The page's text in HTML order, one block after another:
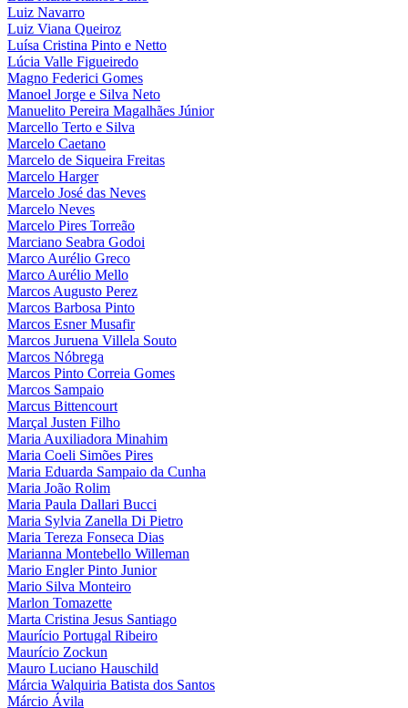
Luiz Navarro
Luiz Viana Queiroz
Luísa Cristina Pinto e Netto
Lúcia Valle Figueiredo
Magno Federici Gomes
Manoel Jorge e Silva Neto
Manuelito Pereira Magalhães Júnior
Marcello Terto e Silva
Marcelo Caetano
Marcelo de Siqueira Freitas
Marcelo Harger
Marcelo José das Neves
Marcelo Neves
Marcelo Pires Torreão
Marciano Seabra Godoi
Marco Aurélio Greco
Marco Aurélio Mello
Marcos Augusto Perez
Marcos Barbosa Pinto
Marcos Esner Musafir
Marcos Juruena Villela Souto
Marcos Nóbrega
Marcos Pinto Correia Gomes
Marcos Sampaio
Marcus Bittencourt
Marçal Justen Filho
Maria Auxiliadora Minahim
Maria Coeli Simões Pires
Maria Eduarda Sampaio da Cunha
Maria João Rolim
Maria Paula Dallari Bucci
Maria Sylvia Zanella Di Pietro
Maria Tereza Fonseca Dias
Marianna Montebello Willeman
Mario Engler Pinto Junior
Mario Silva Monteiro
Marlon Tomazette
Marta Cristina Jesus Santiago
Maurício Portugal Ribeiro
Maurício Zockun
Mauro Luciano Hauschild
Márcia Walquiria Batista dos Santos
Márcio Ávila